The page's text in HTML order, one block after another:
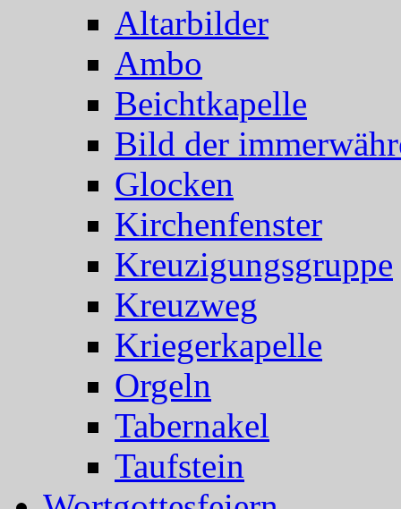
Altarbilder
Ambo
Beichtkapelle
Bild der
Glocken
Kirchenfenster
Kreuzigungsgruppe
Kreuzweg
Kriegerkapelle
Orgeln
Tabernakel
Taufstein